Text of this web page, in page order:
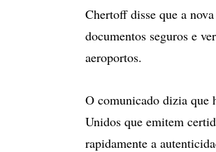
Chertoff disse que a
documentos seguros e
aeroportos.
O comunicado dizia que
Unidos que emitem
rapidamente a